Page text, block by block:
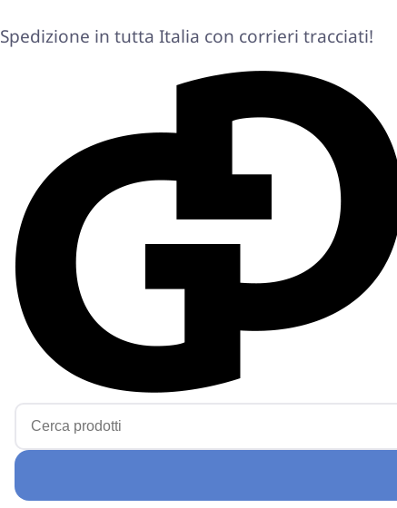
Spedizione in tutta Italia con corrieri tracciati!